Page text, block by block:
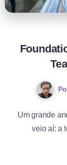
Um grande
veio aí: a